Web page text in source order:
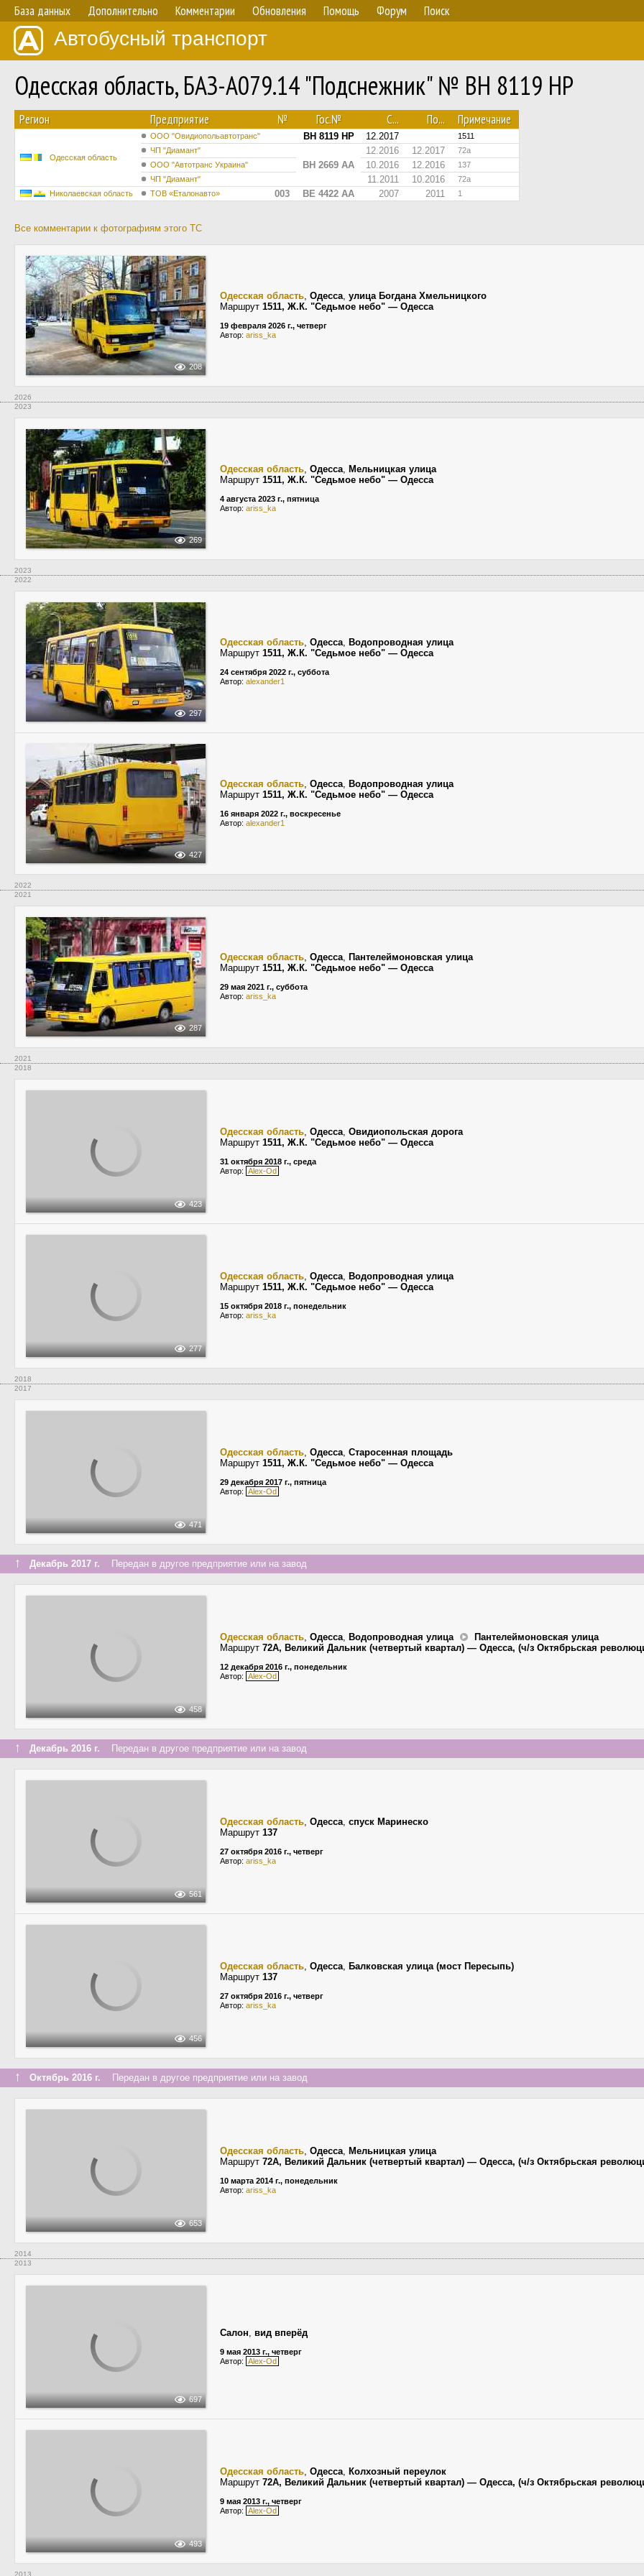
База данных Дополнительно Комментарии Обновления Помощь Форум Поиск
Автобусный транспорт
Одесская область, БАЗ-А079.14 "Подснежник" № BH 8119 HP
Регион Предприятие № Гос.№ С... По... Примечание
Одесская область
ООО "Овидиопольавтотранс" BH 8119 HP 12.2017
1511
ЧП "Диамант"
BH 2669 AA
12.2016 12.2017
72а
ООО "Автотранс Украина"
10.2016 12.2016
137
ЧП "Диамант"
11.2011 10.2016
72а
Николаевская область
ТОВ «Еталонавто» 003 BE 4422 AA 2007 2011 1
Все комментарии к фотографиям этого ТС
208
Одесская область, Одесса, улица Богдана Хмельницкого
Маршрут 1511, Ж.К. "Седьмое небо" — Одесса
19 февраля 2026 г., четверг
Автор: ariss_ka
2026
2023
269
Одесская область, Одесса, Мельницкая улица
Маршрут 1511, Ж.К. "Седьмое небо" — Одесса
4 августа 2023 г., пятница
Автор: ariss_ka
2023
2022
297
Одесская область, Одесса, Водопроводная улица
Маршрут 1511, Ж.К. "Седьмое небо" — Одесса
24 сентября 2022 г., суббота
Автор: alexander1
427
Одесская область, Одесса, Водопроводная улица
Маршрут 1511, Ж.К. "Седьмое небо" — Одесса
16 января 2022 г., воскресенье
Автор: alexander1
2022
2021
287
Одесская область, Одесса, Пантелеймоновская улица
Маршрут 1511, Ж.К. "Седьмое небо" — Одесса
29 мая 2021 г., суббота
Автор: ariss_ka
2021
2018
423
Одесская область, Одесса, Овидиопольская дорога
Маршрут 1511, Ж.К. "Седьмое небо" — Одесса
31 октября 2018 г., среда
Автор: Alex-Od
277
Одесская область, Одесса, Водопроводная улица
Маршрут 1511, Ж.К. "Седьмое небо" — Одесса
15 октября 2018 г., понедельник
Автор: ariss_ka
2018
2017
471
Одесская область, Одесса, Старосенная площадь
Маршрут 1511, Ж.К. "Седьмое небо" — Одесса
29 декабря 2017 г., пятница
Автор: Alex-Od
↑ Декабрь 2017 г. Передан в другое предприятие или на завод
458
Одесская область, Одесса, Водопроводная улица
Пантелеймоновская улица
Маршрут 72А, Великий Дальник (четвертый квартал) — Одесса, (ч/з Октябрьская
12 декабря 2016 г., понедельник
Автор: Alex-Od
↑ Декабрь 2016 г. Передан в другое предприятие или на завод
561
Одесская область, Одесса, спуск Маринеско
Маршрут 137
27 октября 2016 г., четверг
Автор: ariss_ka
456
Одесская область, Одесса, Балковская улица (мост Пересыпь)
Маршрут 137
27 октября 2016 г., четверг
Автор: ariss_ka
↑ Октябрь 2016 г. Передан в другое предприятие или на завод
653
Одесская область, Одесса, Мельницкая улица
Маршрут 72А, Великий Дальник (четвертый квартал) — Одесса, (ч/з Октябрьская
10 марта 2014 г., понедельник
Автор: ariss_ka
2014
2013
697
Салон, вид вперёд
9 мая 2013 г., четверг
Автор: Alex-Od
493
Одесская область, Одесса, Колхозный переулок
Маршрут 72А, Великий Дальник (четвертый квартал) — Одесса, (ч/з Октябрьская
9 мая 2013 г., четверг
Автор: Alex-Od
2013